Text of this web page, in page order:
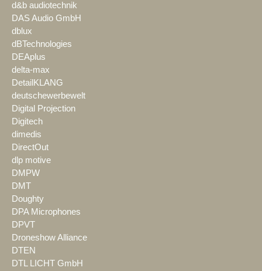
d&b audiotechnik
DAS Audio GmbH
dblux
dBTechnologies
DEAplus
delta-max
DetailKLANG
deutschewerbewelt
Digital Projection
Digitech
dimedis
DirectOut
dlp motive
DMPW
DMT
Doughty
DPA Microphones
DPVT
Droneshow Alliance
DTEN
DTL LICHT GmbH